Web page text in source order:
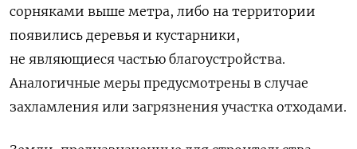
сорняками выше метра, либо на территории
появились деревья и кустарники,
не являющиеся частью благоустройства.
Аналогичные меры предусмотрены в случае
захламления или загрязнения участка отходами.